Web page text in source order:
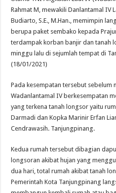
Rahmat M, mewakili Danlantamal IV
Budiarto, S.E., M.Han., memimpin
berupa paket sembako kepada
terdampak korban banjir dan tanah
minggu lalu di sejumlah tempat di
(18/01/2021)
Pada kesempatan tersebut sebelum
Wadanlantamal IV berkesempatan
yang terkena tanah longsor yaitu
Darmadi dan Kopka Marinir Erfan
Cendrawasih. Tanjungpinang.
Kedua rumah tersebut dibagian
longsoran akibat hujan yang
dua hari, total rumah akibat tanah
Pemerintah Kota Tanjungpinang